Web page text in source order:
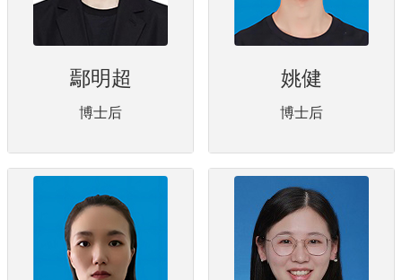
鄢明超
博士后
姚健
博士后